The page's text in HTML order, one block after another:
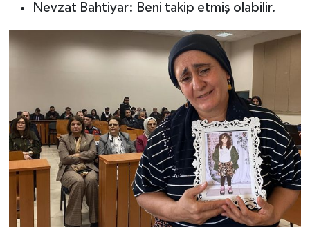
Nevzat Bahtiyar: Beni takip etmiş olabilir.